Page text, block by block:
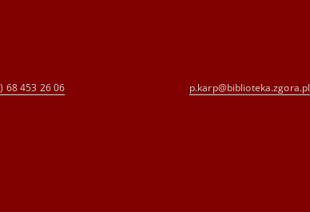
68 453 26 06 p.karp@biblioteka.zgora.pl